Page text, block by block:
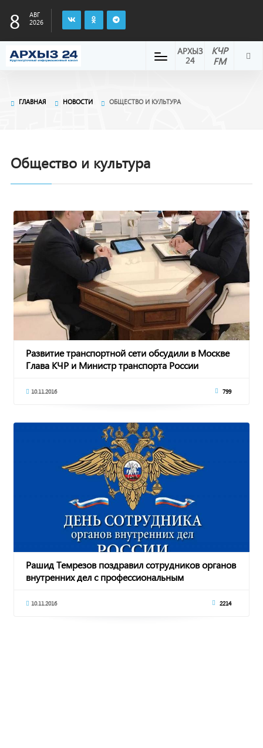
8
АВГ
2026
КЧР
FM
АРХЫЗ
24
ГЛАВНАЯ НОВОСТИ ОБЩЕСТВО И КУЛЬТУРА
Общество и культура
Развитие транспортной сети обсудили в Москве
Глава КЧР и Министр транспорта России
10.11.2016 799
Рашид Темрезов поздравил сотрудников органов
внутренних дел с профессиональным
10.11.2016 2214